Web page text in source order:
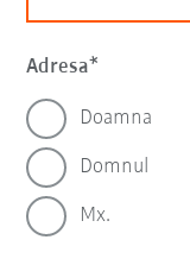
Adresa
Doamna
Domnul
Mx.